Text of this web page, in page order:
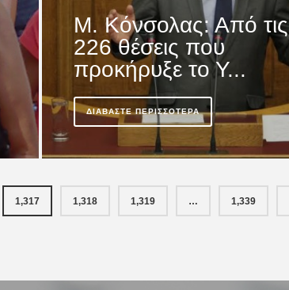
M. Κόνσολας: Από τις
226 θέσεις που
προκήρυξε το Υ...
ΔΙΑΒΆΣΤΕ ΠΕΡΙΣΣΌΤΕΡΑ
1,317 1,318 1,319 … 1,339